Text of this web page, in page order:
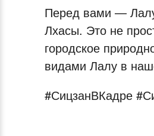
Video
Перед вами —
Лхасы. Это не
городское
видами Лалу в
#СицзанВКадре